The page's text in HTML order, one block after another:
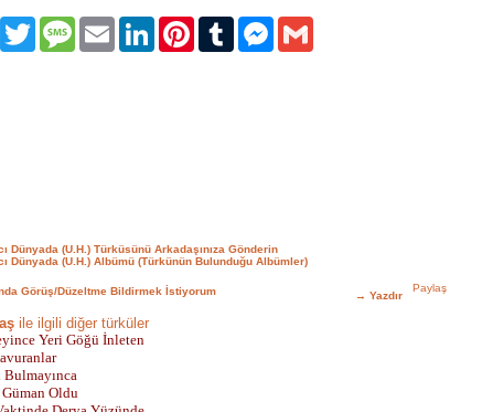
FacebookTwitter Message Email LinkedIn Pinterest Tumblr Messenger
Dünyada (U.H.) Türküsünü Arkadaşınıza Gönderin
Dünyada (U.H.) Albümü (Türkünün Bulunduğu Albümler)
Görüş/Düzeltme Bildirmek İstiyorum → Yazdır
ile ilgili diğer türküler
Yeri Göğü İnleten
Oldu